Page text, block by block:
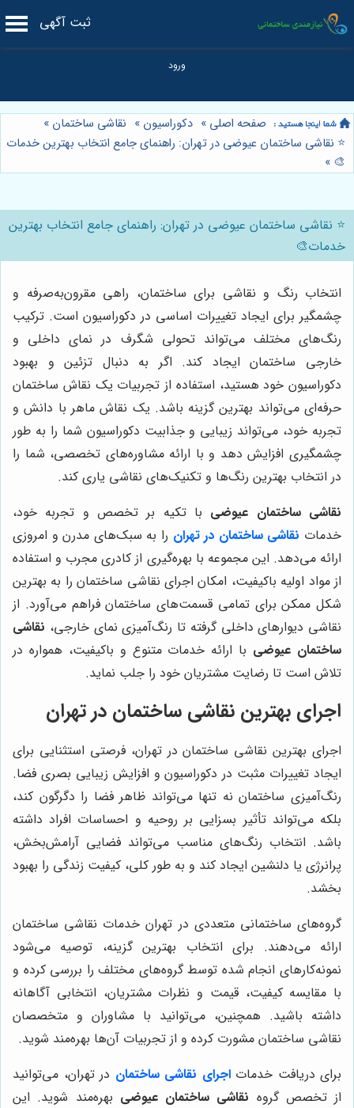
ثبت آگهی
صفحه اصلی » دکوراسیون » نقاشی ساختمان »
⭐️ نقاشی ساختمان عیوضی در تهران: راهنمای جامع انتخاب بهترین خدمات
🎨
»
⭐️ نقاشی ساختمان عیوضی در تهران: راهنمای جامع انتخاب بهترین
خدمات🎨
انتخاب رنگ و نقاشی برای ساختمان، راهی مقرون‌به‌صرفه و
چشمگیر برای ایجاد تغییرات اساسی در دکوراسیون است. ترکیب
رنگ‌های مختلف می‌تواند تحولی شگرف در نمای داخلی و
خارجی ساختمان ایجاد کند. اگر به دنبال تزئین و بهبود
دکوراسیون خود هستید، استفاده از تجربیات یک نقاش ساختمان
حرفه‌ای می‌تواند بهترین گزینه باشد. یک نقاش ماهر با دانش و
تجربه خود، می‌تواند زیبایی و جذابیت دکوراسیون شما را به طور
چشمگیری افزایش دهد و با ارائه مشاوره‌های تخصصی، شما را
در انتخاب بهترین رنگ‌ها و تکنیک‌های نقاشی یاری کند.
نقاشی ساختمان عیوضی با تکیه بر تخصص و تجربه خود،
خدمات نقاشی ساختمان در تهران را به سبک‌های مدرن و امروزی
ارائه می‌دهد. این مجموعه با بهره‌گیری از کادری مجرب و استفاده
از مواد اولیه باکیفیت، امکان اجرای نقاشی ساختمان را به بهترین
شکل ممکن برای تمامی قسمت‌های ساختمان فراهم می‌آورد. از
نقاشی دیوارهای داخلی گرفته تا رنگ‌آمیزی نمای خارجی، نقاشی
ساختمان عیوضی با ارائه خدمات متنوع و باکیفیت، همواره در
تلاش است تا رضایت مشتریان خود را جلب نماید.
اجرای بهترین نقاشی ساختمان در تهران
اجرای بهترین نقاشی ساختمان در تهران، فرصتی استثنایی برای
ایجاد تغییرات مثبت در دکوراسیون و افزایش زیبایی بصری فضا.
رنگ‌آمیزی ساختمان نه تنها می‌تواند ظاهر فضا را دگرگون کند،
بلکه می‌تواند تأثیر بسزایی بر روحیه و احساسات افراد داشته
باشد. انتخاب رنگ‌های مناسب می‌تواند فضایی آرامش‌بخش،
پرانرژی یا دلنشین ایجاد کند و به طور کلی، کیفیت زندگی را بهبود
بخشد.
گروه‌های ساختمانی متعددی در تهران خدمات نقاشی ساختمان
ارائه می‌دهند. برای انتخاب بهترین گزینه، توصیه می‌شود
نمونه‌کارهای انجام شده توسط گروه‌های مختلف را بررسی کرده و
با مقایسه کیفیت، قیمت و نظرات مشتریان، انتخابی آگاهانه
داشته باشید. همچنین، می‌توانید با مشاوران و متخصصان
نقاشی ساختمان مشورت کرده و از تجربیات آن‌ها بهره‌مند شوید.
برای دریافت خدماتاجرای نقاشی ساختمان در تهران، می‌توانید
از تخصص گروه نقاشی ساختمان عیوضی بهره‌مند شوید. این